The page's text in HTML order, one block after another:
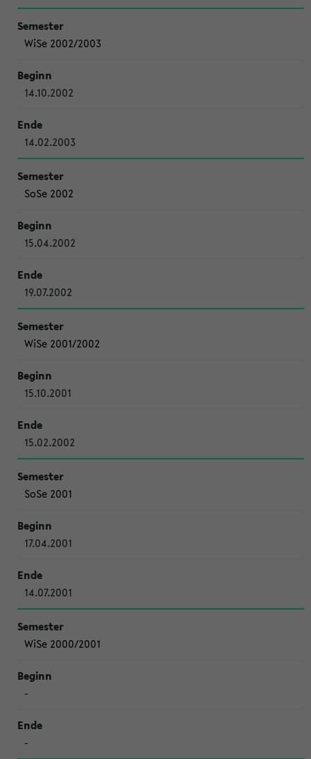
WiSe 2002/2003
14.10.2002
14.02.2003
SoSe 2002
15.04.2002
19.07.2002
WiSe 2001/2002
15.10.2001
15.02.2002
SoSe 2001
17.04.2001
14.07.2001
WiSe 2000/2001
-
-